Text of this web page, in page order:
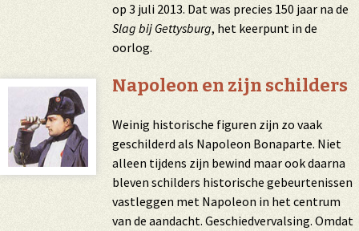
op 3 juli 2013. Dat was precies 150 jaar na de
Slag bij Gettysburg, het keerpunt in de
oorlog.
Napoleon en zijn schilders
Weinig historische figuren zijn zo vaak
geschilderd als Napoleon Bonaparte. Niet
alleen tijdens zijn bewind maar ook daarna
bleven schilders historische gebeurtenissen
vastleggen met Napoleon in het centrum
van de aandacht. Geschiedvervalsing. Omdat